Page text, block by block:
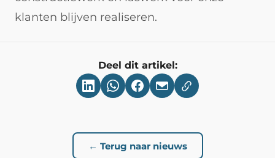
klanten blijven realiseren.
Deel dit artikel:
← Terug naar nieuws